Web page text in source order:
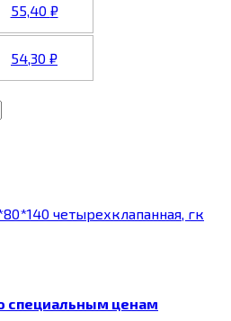
55,40 ₽
54,30 ₽
четырехклапанная, гк
специальным ценам